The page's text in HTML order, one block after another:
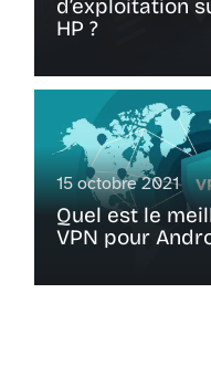
d’exploitation
HP ?
15 octobre 2021
Quel est le
VPN pour